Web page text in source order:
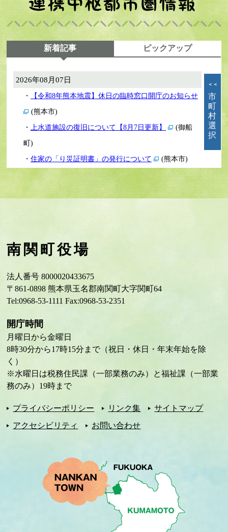
南関町役場
法人番号 8000020433675
〒861-0898 熊本県玉名郡南関町大字関町64
Tel:0968-53-1111 Fax:0968-53-2351
開庁時間
月曜日から金曜日
8時30分から17時15分まで（祝日・休日・年末年始を除
く）
※水曜日は税務住民課（一部業務のみ）と福祉課（一部業
務のみ）19時まで
プライバシーポリシー リンク集
サイトマップ
アクセシビリティ
お問い合わせ